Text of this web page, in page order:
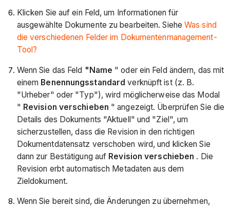
Klicken Sie auf ein Feld, um Informationen für
ausgewählte Dokumente zu bearbeiten. SieheWas sind
die verschiedenen Felder im Dokumentenmanagement-
Tool?
Wenn Sie das Feld "Name " oder ein Feld ändern, das mit
einem Benennungsstandard verknüpft ist (z. B.
"Urheber" oder "Typ"), wird möglicherweise das Modal
" Revision verschieben " angezeigt. Überprüfen Sie die
Details des Dokuments "Aktuell" und "Ziel", um
sicherzustellen, dass die Revision in den richtigen
Dokumentdatensatz verschoben wird, und klicken Sie
dann zur Bestätigung auf Revision verschieben . Die
Revision erbt automatisch Metadaten aus dem
Zieldokument.
Wenn Sie bereit sind, die Änderungen zu übernehmen,